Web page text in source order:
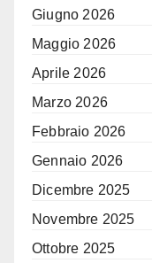
Giugno 2026
Maggio 2026
Aprile 2026
Marzo 2026
Febbraio 2026
Gennaio 2026
Dicembre 2025
Novembre 2025
Ottobre 2025